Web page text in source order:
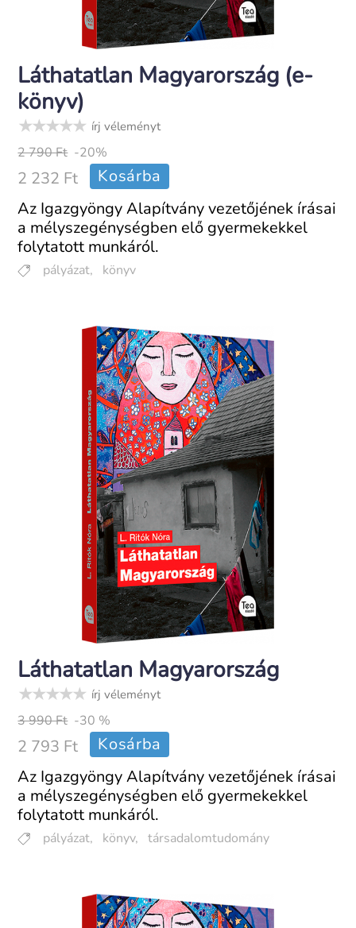
Láthatatlan Magyarország (e-
könyv)
írj véleményt
2 790 Ft-20%
2 232 Ft
Kosárba
Az Igazgyöngy Alapítvány vezetőjének írásai
a mély­szegénységben elő gyerme­kekkel
folytatott munkáról.
pályázat, könyv
Láthatatlan Magyarország
írj véleményt
3 990 Ft-30 %
2 793 Ft
Kosárba
Az Igazgyöngy Alapítvány vezetőjének írásai
a mély­szegénységben elő gyerme­kekkel
folytatott munkáról.
pályázat, könyv, társadalomtudomány